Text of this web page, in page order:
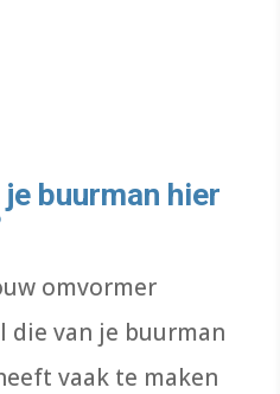
buurman hier
omvormer
van je buurman
vaak te maken